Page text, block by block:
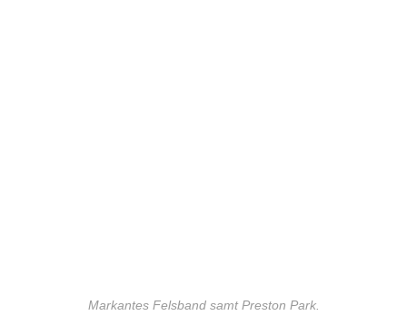
Markantes Felsband samt Preston Park.